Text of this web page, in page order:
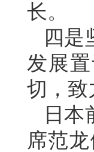
长。
四是
发展
切，致
日
席范